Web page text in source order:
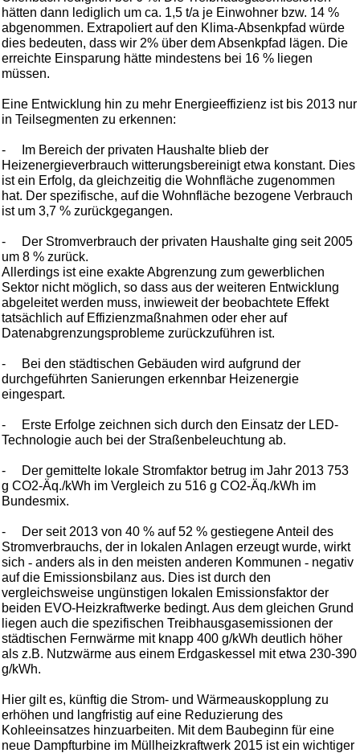
hätten dann lediglich um ca. 1,5 t/a je Einwohner bzw. 14 %
abgenommen. Extrapoliert auf den Klima-Absenkpfad würde
dies bedeuten, dass wir 2% über dem Absenkpfad lägen. Die
erreichte Einsparung hätte mindestens bei 16 % liegen
müssen.
Eine Entwicklung hin zu mehr Energieeffizienz ist bis 2013 nur
in Teilsegmenten zu erkennen:
-
Im Bereich der privaten Haushalte blieb der
Heizenergieverbrauch witterungsbereinigt etwa konstant. Dies
ist ein Erfolg, da gleichzeitig die Wohnfläche zugenommen
hat. Der spezifische, auf die Wohnfläche bezogene Verbrauch
ist um 3,7 % zurückgegangen.
-
Der Stromverbrauch der privaten Haushalte ging seit 2005
um 8 % zurück.
Allerdings ist eine exakte Abgrenzung zum gewerblichen
Sektor nicht möglich, so dass aus der weiteren Entwicklung
abgeleitet werden muss, inwieweit der beobachtete Effekt
tatsächlich auf Effizienzmaßnahmen oder eher auf
Datenabgrenzungsprobleme zurückzuführen ist.
-
Bei den städtischen Gebäuden wird aufgrund der
durchgeführten Sanierungen erkennbar Heizenergie
eingespart.
-
Erste Erfolge zeichnen sich durch den Einsatz der LED-
Technologie auch bei der Straßenbeleuchtung ab.
-
Der gemittelte lokale Stromfaktor betrug im Jahr 2013 753
g CO2-Äq./kWh im Vergleich zu 516 g CO2-Äq./kWh im
Bundesmix.
-
Der seit 2013 von 40 % auf 52 % gestiegene Anteil des
Stromverbrauchs, der in lokalen Anlagen erzeugt wurde, wirkt
sich - anders als in den meisten anderen Kommunen - negativ
auf die Emissionsbilanz aus. Dies ist durch den
vergleichsweise ungünstigen lokalen Emissionsfaktor der
beiden EVO-Heizkraftwerke bedingt. Aus dem gleichen Grund
liegen auch die spezifischen Treibhausgasemissionen der
städtischen Fernwärme mit knapp 400 g/kWh deutlich höher
als z.B. Nutzwärme aus einem Erdgaskessel mit etwa 230-390
g/kWh.
Hier gilt es, künftig die Strom- und Wärmeauskopplung zu
erhöhen und langfristig auf eine Reduzierung des
Kohleeinsatzes hinzuarbeiten. Mit dem Baubeginn für eine
neue Dampfturbine im Müllheizkraftwerk 2015 ist ein wichtiger